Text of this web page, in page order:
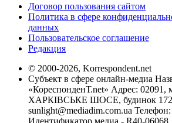
Договор пользования сайтом
Политика в сфере
данных
Пользовательское соглашение
Редакция
© 2000-2026, Korrespondent.net
Субъект в сфере онлайн-медиа
«КореспонденТ.net» Адрес: 02091,
ХАРКІВСЬКЕ ШОСЕ, будинок 172-
sunlight@mediadim.com.ua
Идентификатор медиа - R40-06068